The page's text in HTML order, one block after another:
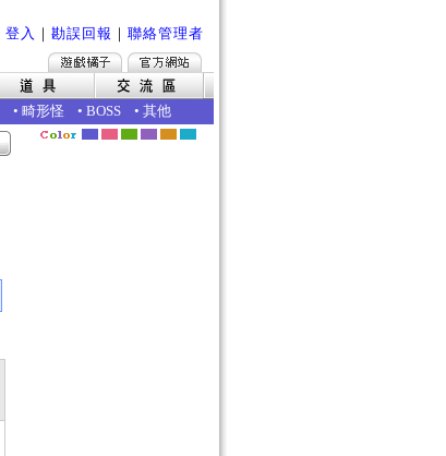
登入 ｜ 勘誤回報 ｜ 聯絡管理者
• 畸形怪 • BOSS • 其他